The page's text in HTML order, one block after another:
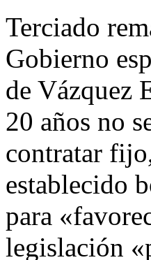
Terciado
Gobierno
de Vázquez
20 años no
contratar
establecido
para
legislación